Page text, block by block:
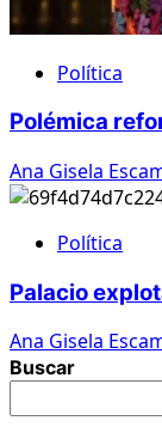
Política
Polémica
Ana Gisela
Política
Palacio
Ana Gisela
Buscar